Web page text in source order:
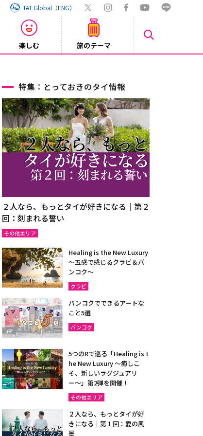
TAT Global（ENG）
楽しむ 旅のテーマ
特集：とっておきのタイ情報
２人なら、もっとタイが好きになる｜第２
回：刻まれる誓い
その他エリア
Healing is the New Luxury
～五感で感じるクラビ＆バ
ンコク～
クラビ
バンコクでできるアートな
こと5選
バンコク
5つのRで巡る「Healing is t
he New Luxury ～癒しこ
そ、新しいラグジュアリ
ー〜」第2弾を開催！
その他エリア
２人なら、もっとタイが好
きになる｜第１回：愛の風
景